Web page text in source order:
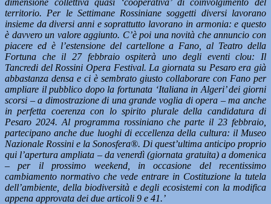
dimensione collettiva quasi ‘cooperativa’ di coinvolgimento del
territorio. Per le Settimane Rossiniane soggetti diversi lavorano
insieme da diversi anni e soprattutto lavorano in armonia: e questo
è davvero un valore aggiunto. C’è poi una novità che annuncio con
piacere ed è l’estensione del cartellone a Fano, al Teatro della
Fortuna che il 27 febbraio ospiterà uno degli eventi clou: Il
Tancredi del Rossini Opera Festival. La giornata su Pesaro era già
abbastanza densa e ci è sembrato giusto collaborare con Fano per
ampliare il pubblico dopo la fortunata ‘Italiana in Algeri’ dei giorni
scorsi – a dimostrazione di una grande voglia di opera – ma anche
in perfetta coerenza con lo spirito plurale della candidatura di
Pesaro 2024. Al programma rossiniano che parte il 23 febbraio,
partecipano anche due luoghi di eccellenza della cultura: il Museo
Nazionale Rossini e la Sonosfera®. Di quest’ultima anticipo proprio
qui l’apertura ampliata – da venerdì (giornata gratuita) a domenica
– per il prossimo weekend, in occasione del recentissimo
cambiamento normativo che vede entrare in Costituzione la tutela
dell’ambiente, della biodiversità e degli ecosistemi con la modifica
appena approvata dei due articoli 9 e 41.’